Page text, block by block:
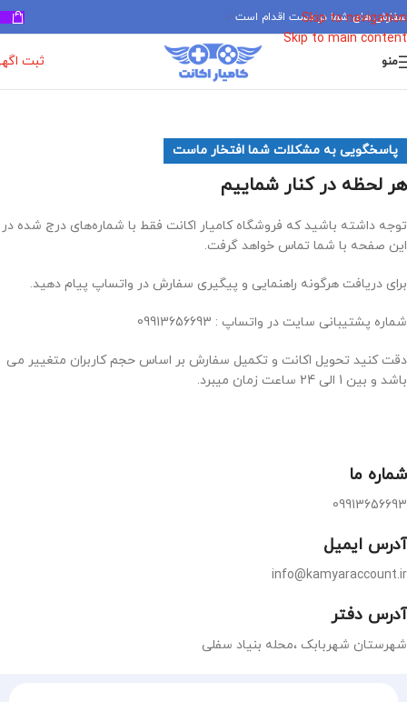
Skip to navigation
Skip to main content
سفارش های شما در دست اقدام است
منو ثبت
پاسخگویی به مشکلات شما افتخار ماست
هر لحظه در کنار شماییم
توجه داشته باشید که فروشگاه کامیار اکانت فقط با شماره‌های درج شده در
این صفحه با شما تماس خواهد گرفت.
برای دریافت هرگونه راهنمایی و پیگیری سفارش در واتساپ پیام دهید.
شماره پشتیبانی سایت در واتساپ : 09913656693
دقت کنید تحویل اکانت و تکمیل سفارش بر اساس حجم کاربران متغییر می
باشد و بین 1 الی 24 ساعت زمان میبرد.
شماره ما
09913656693
آدرس ایمیل
info@kamyaraccount.ir
آدرس دفتر
شهرستان شهربابک ،محله بنیاد سفلی